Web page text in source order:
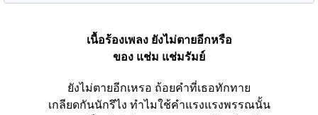
เนื้อร้องเพลง ยังไม่ตายอีกหรือ
ของ แช่ม แช่มรัมย์
ยังไม่ตายอีกเหรอ ถ้อยคำที่เธอทักทาย
เกลียดกันนักรึไง ทำไมใช้คำแรงแรงพรรณนั้น